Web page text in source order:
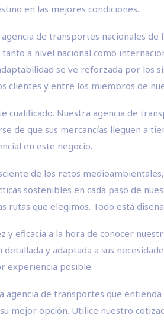
en las mejores condiciones.
de transportes nacionales
a nivel nacional como
se ve reforzada por los
clientes y entre los miembros de
Nuestra agencia de
de que sus mercancías lleguen a
en este negocio.
de los retos
sostenibles en cada paso de
rutas que elegimos. Todo está
y eficacia a la hora de conocer
y adaptada a sus
experiencia posible.
agencia de transportes que
mejor opción. Utilice nuestro